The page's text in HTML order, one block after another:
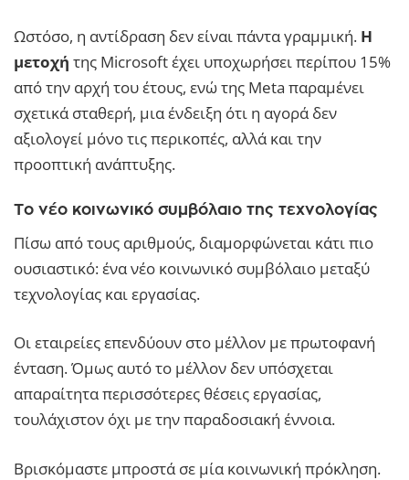
Ωστόσο, η αντίδραση δεν είναι πάντα γραμμική. Η
μετοχή της Microsoft έχει υποχωρήσει περίπου 15%
από την αρχή του έτους, ενώ της Meta παραμένει
σχετικά σταθερή, μια ένδειξη ότι η αγορά δεν
αξιολογεί μόνο τις περικοπές, αλλά και την
προοπτική ανάπτυξης.
Το νέο κοινωνικό συμβόλαιο της τεχνολογίας
Πίσω από τους αριθμούς, διαμορφώνεται κάτι πιο
ουσιαστικό: ένα νέο κοινωνικό συμβόλαιο μεταξύ
τεχνολογίας και εργασίας.
Οι εταιρείες επενδύουν στο μέλλον με πρωτοφανή
ένταση. Όμως αυτό το μέλλον δεν υπόσχεται
απαραίτητα περισσότερες θέσεις εργασίας,
τουλάχιστον όχι με την παραδοσιακή έννοια.
Βρισκόμαστε μπροστά σε μία κοινωνική πρόκληση.